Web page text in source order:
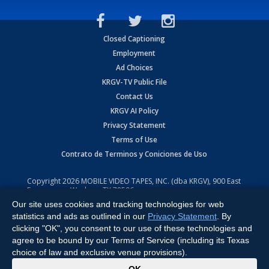
Closed Captioning
Employment
Ad Choices
KRGV-TV Public File
Contact Us
KRGV AI Policy
Privacy Statement
Terms of Use
Contrato de Terminos y Coniciones de Uso
Copyright2026 MOBILE VIDEO TAPES, INC. (dba KRGV), 900 East
Expressway, Weslaco, TX 78596.
All Rights Reserved. Powered by:Ruby Shore Software
Our site uses cookies and tracking technologies for web
statistics and ads as outlined in our Privacy Statement . By
clicking "OK", you consent to our use of these technologies and
agree to be bound by our Terms of Service (including its Texas
choice of law and exclusive venue provisions).